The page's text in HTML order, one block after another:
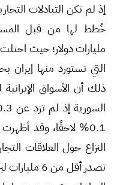
إذ لم تكن التبادلات
مليارات دولار؛ حيث
ذلك أن الأسواق
0.1% لاحقًا، وقد
النزاع حول العلاقات